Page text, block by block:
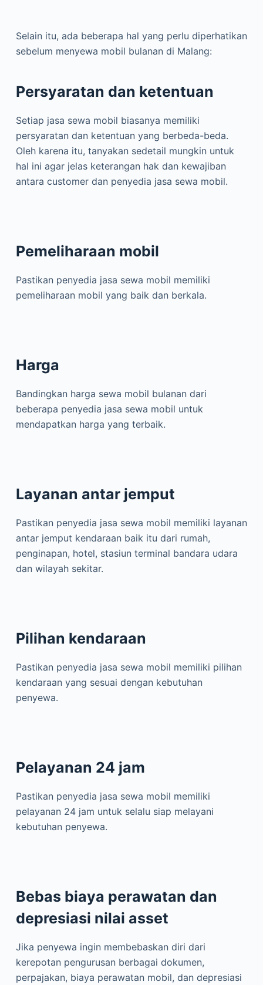
Selain itu, ada beberapa hal yang perlu diperhatikan
sebelum menyewa mobil bulanan di Malang:
Persyaratan dan ketentuan
Setiap jasa sewa mobil biasanya memiliki
persyaratan dan ketentuan yang berbeda-beda.
Oleh karena itu, tanyakan sedetail mungkin untuk
hal ini agar jelas keterangan hak dan kewajiban
antara customer dan penyedia jasa sewa mobil.
Pemeliharaan mobil
Pastikan penyedia jasa sewa mobil memiliki
pemeliharaan mobil yang baik dan berkala.
Harga
Bandingkan harga sewa mobil bulanan dari
beberapa penyedia jasa sewa mobil untuk
mendapatkan harga yang terbaik.
Layanan antar jemput
Pastikan penyedia jasa sewa mobil memiliki layanan
antar jemput kendaraan baik itu dari rumah,
penginapan, hotel, stasiun terminal bandara udara
dan wilayah sekitar.
Pilihan kendaraan
Pastikan penyedia jasa sewa mobil memiliki pilihan
kendaraan yang sesuai dengan kebutuhan
penyewa.
Pelayanan 24 jam
Pastikan penyedia jasa sewa mobil memiliki
pelayanan 24 jam untuk selalu siap melayani
kebutuhan penyewa.
Bebas biaya perawatan dan
depresiasi nilai asset
Jika penyewa ingin membebaskan diri dari
kerepotan pengurusan berbagai dokumen,
perpajakan, biaya perawatan mobil, dan depresiasi